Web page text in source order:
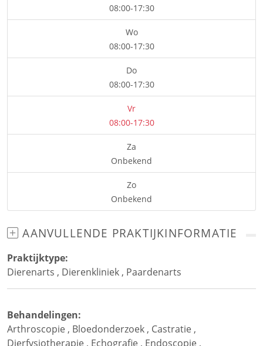
08:00-17:30
Wo
08:00-17:30
Do
08:00-17:30
Vr
08:00-17:30
Za
Onbekend
Zo
Onbekend
AANVULLENDE PRAKTIJKINFORMATIE
Praktijktype:
Dierenarts , Dierenkliniek , Paardenarts
Behandelingen:
Arthroscopie , Bloedonderzoek , Castratie ,
Dierfysiotherapie , Echografie , Endoscopie ,